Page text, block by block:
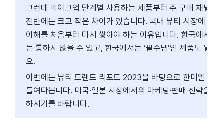
그런데 메이크업 단계별 사용하는 제품부터 주 구매 채널
전반에는 크고 작은 차이가 있습니다. 국내 뷰티 시장에 익
이해를 처음부터 다시 쌓아야 하는 이유입니다. 한국에서
는 통하지 않을 수 있고, 한국에서는 ‘필수템’인 제품도 일
요.
이번에는 뷰티 트렌드 리포트 2023을 바탕으로 한미일
들여다봅니다. 미국·일본 시장에서의 마케팅·판매 전략을
하시기를 바랍니다.